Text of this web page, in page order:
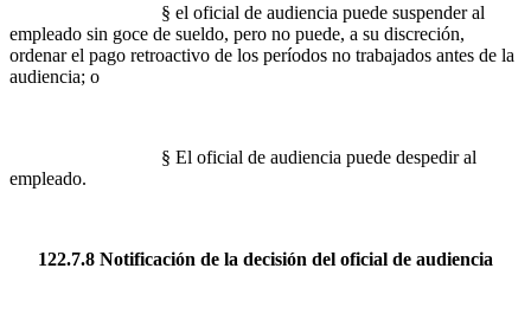
§ el oficial de audiencia puede suspender al
empleado sin goce de sueldo, pero no puede, a su discreción,
ordenar el pago retroactivo de los períodos no trabajados antes de la
audiencia; o
§ El oficial de audiencia puede despedir al
empleado.
122.7.8 Notificación de la decisión del oficial de audiencia